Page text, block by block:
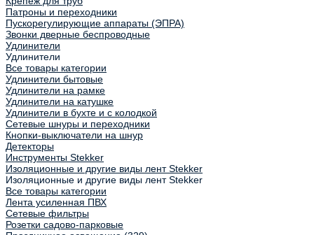
Патроны и переходники
Пускорегулирующие аппараты (ЭПРА)
Звонки дверные беспроводные
Удлинители
Удлинители
Все товары категории
Удлинители бытовые
Удлинители на рамке
Удлинители на катушке
Удлинители в бухте и с колодкой
Сетевые шнуры и переходники
Кнопки-выключатели на шнур
Детекторы
Инструменты Stekker
Изоляционные и другие виды лент Stekker
Изоляционные и другие виды лент Stekker
Все товары категории
Лента усиленная ПВХ
Сетевые фильтры
Розетки садово-парковые